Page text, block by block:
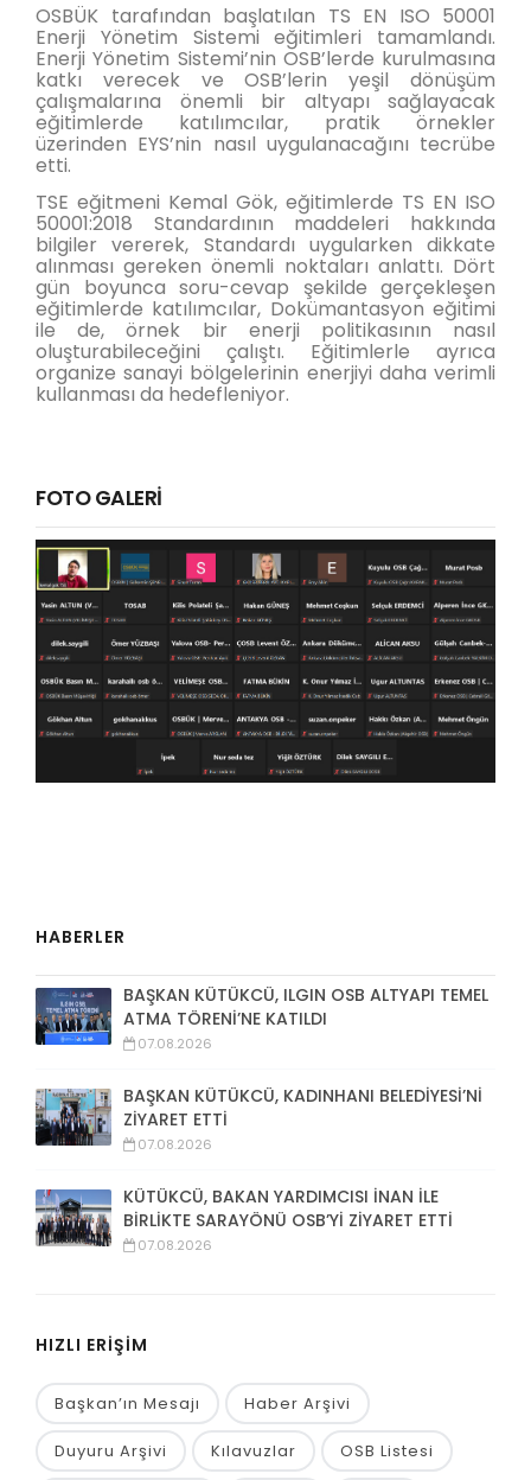
OSBÜK tarafından başlatılan TS EN ISO 50001
Enerji Yönetim Sistemi eğitimleri tamamlandı.
Enerji Yönetim Sistemi’nin OSB’lerde kurulmasına
katkı verecek ve OSB’lerin yeşil dönüşüm
çalışmalarına önemli bir altyapı sağlayacak
eğitimlerde katılımcılar, pratik örnekler
üzerinden EYS’nin nasıl uygulanacağını tecrübe
etti.
TSE eğitmeni Kemal Gök, eğitimlerde TS EN ISO
50001:2018 Standardının maddeleri hakkında
bilgiler vererek, Standardı uygularken dikkate
alınması gereken önemli noktaları anlattı. Dört
gün boyunca soru-cevap şekilde gerçekleşen
eğitimlerde katılımcılar, Dokümantasyon eğitimi
ile de, örnek bir enerji politikasının nasıl
oluşturabileceğini çalıştı. Eğitimlerle ayrıca
organize sanayi bölgelerinin enerjiyi daha verimli
kullanması da hedefleniyor.
FOTO GALERİ
HABERLER
BAŞKAN KÜTÜKCÜ, ILGIN OSB ALTYAPI TEMEL
ATMA TÖRENİ’NE KATILDI
07.08.2026
BAŞKAN KÜTÜKCÜ, KADINHANI BELEDİYESİ’Nİ
ZİYARET ETTİ
07.08.2026
KÜTÜKCÜ, BAKAN YARDIMCISI İNAN İLE
BİRLİKTE SARAYÖNÜ OSB’Yİ ZİYARET ETTİ
07.08.2026
HIZLI ERİŞİM
Başkan’ın Mesajı Haber Arşivi
Duyuru Arşivi Kılavuzlar OSB Listesi